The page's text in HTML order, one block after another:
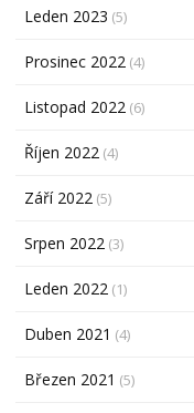
Leden 2023 (5)
Prosinec 2022 (4)
Listopad 2022 (6)
Říjen 2022 (4)
Září 2022 (5)
Srpen 2022 (3)
Leden 2022 (1)
Duben 2021 (4)
Březen 2021 (5)